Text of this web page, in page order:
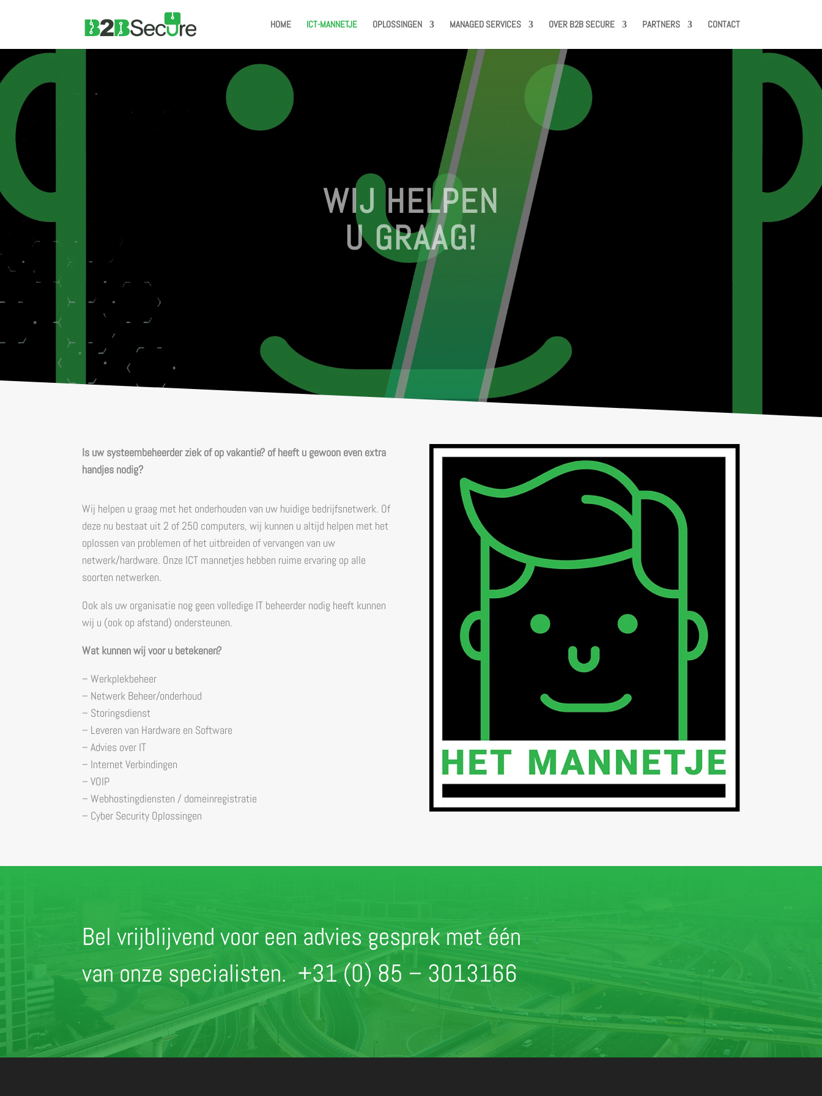
HOME ICT-MANNETJE OPLOSSINGEN MANAGED SERVICES OVER B2B SECURE PARTNERS CONTACT
WIJ HELPEN
U GRAAG!
Is uw systeembeheerder ziek of op vakantie? of heeft u gewoon even extra
handjes nodig?
Wij helpen u graag met het onderhouden van uw huidige bedrijfsnetwerk. Of
deze nu bestaat uit 2 of 250 computers, wij kunnen u altijd helpen met het
oplossen van problemen of het uitbreiden of vervangen van uw
netwerk/hardware. Onze ICT mannetjes hebben ruime ervaring op alle
soorten netwerken.
Ook als uw organisatie nog geen volledige IT beheerder nodig heeft kunnen
wij u (ook op afstand) ondersteunen.
Wat kunnen wij voor u betekenen?
– Werkplekbeheer
– Netwerk Beheer/onderhoud
– Storingsdienst
– Leveren van Hardware en Software
– Advies over IT
– Internet Verbindingen
– VOIP
– Webhostingdiensten / domeinregistratie
– Cyber Security Oplossingen
Bel vrijblijvend voor een advies gesprek met één
van onze specialisten.+31 (0) 85 – 3013166